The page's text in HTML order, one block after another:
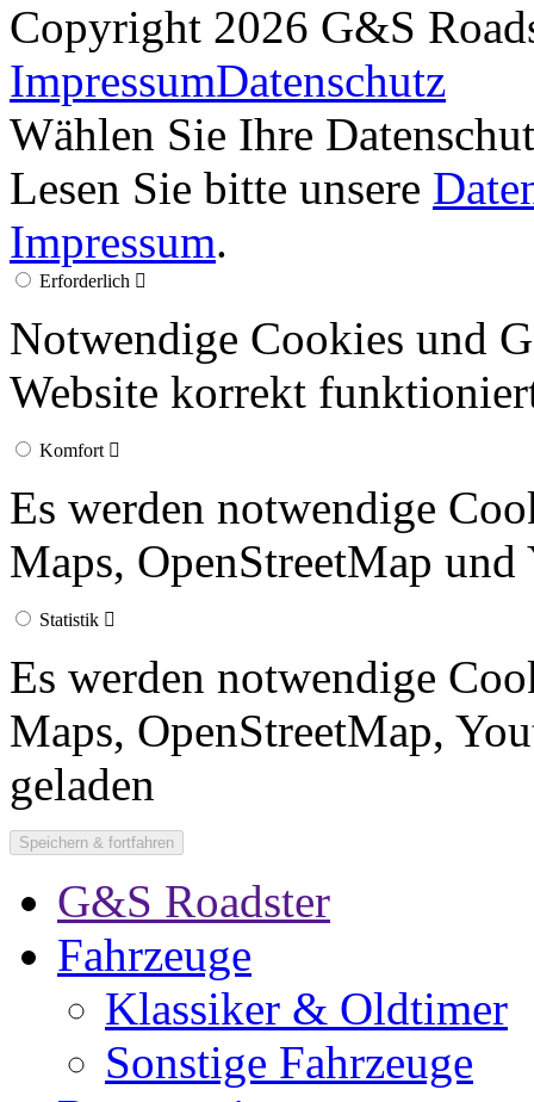
Copyright 2026 G&S
ImpressumDatenschutz
Wählen Sie Ihre
Lesen Sie bitte unsere
Impressum.
Erforderlich
Notwendige Cookies und
Website korrekt
Komfort
Es werden notwendige
Maps, OpenStreetMap und
Statistik
Es werden notwendige
Maps, OpenStreetMap,
geladen
G&S Roadster
Fahrzeuge
Klassiker & Oldtimer
Sonstige Fahrzeuge